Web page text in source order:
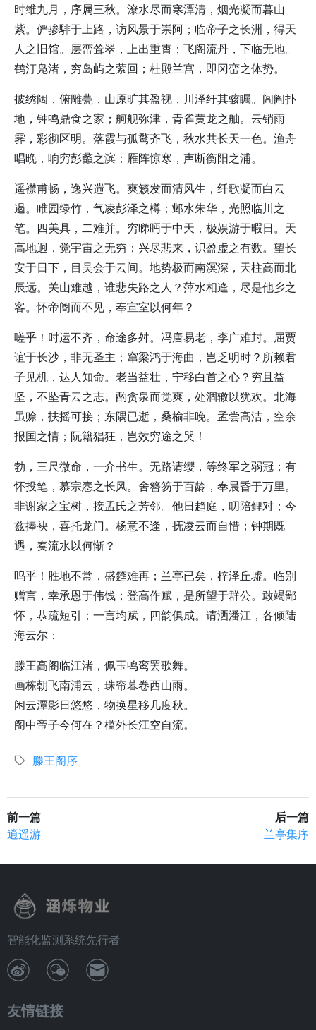
时维九月，序属三秋。潦水尽而寒潭清，烟光凝而暮山
紫。俨骖騑于上路，访风景于崇阿；临帝子之长洲，得天
人之旧馆。层峦耸翠，上出重霄；飞阁流丹，下临无地。
鹤汀凫渚，穷岛屿之萦回；桂殿兰宫，即冈峦之体势。
披绣闼，俯雕甍，山原旷其盈视，川泽纡其骇瞩。闾阎扑
地，钟鸣鼎食之家；舸舰弥津，青雀黄龙之舳。云销雨
霁，彩彻区明。落霞与孤鹜齐飞，秋水共长天一色。渔舟
唱晚，响穷彭蠡之滨；雁阵惊寒，声断衡阳之浦。
遥襟甫畅，逸兴遄飞。爽籁发而清风生，纤歌凝而白云
遏。睢园绿竹，气凌彭泽之樽；邺水朱华，光照临川之
笔。四美具，二难并。穷睇眄于中天，极娱游于暇日。天
高地迥，觉宇宙之无穷；兴尽悲来，识盈虚之有数。望长
安于日下，目吴会于云间。地势极而南溟深，天柱高而北
辰远。关山难越，谁悲失路之人？萍水相逢，尽是他乡之
客。怀帝阍而不见，奉宣室以何年？
嗟乎！时运不齐，命途多舛。冯唐易老，李广难封。屈贾
谊于长沙，非无圣主；窜梁鸿于海曲，岂乏明时？所赖君
子见机，达人知命。老当益壮，宁移白首之心？穷且益
坚，不坠青云之志。酌贪泉而觉爽，处涸辙以犹欢。北海
虽赊，扶摇可接；东隅已逝，桑榆非晚。孟尝高洁，空余
报国之情；阮籍猖狂，岂效穷途之哭！
勃，三尺微命，一介书生。无路请缨，等终军之弱冠；有
怀投笔，慕宗悫之长风。舍簪笏于百龄，奉晨昏于万里。
非谢家之宝树，接孟氏之芳邻。他日趋庭，叨陪鲤对；今
兹捧袂，喜托龙门。杨意不逢，抚凌云而自惜；钟期既
遇，奏流水以何惭？
呜乎！胜地不常，盛筵难再；兰亭已矣，梓泽丘墟。临别
赠言，幸承恩于伟饯；登高作赋，是所望于群公。敢竭鄙
怀，恭疏短引；一言均赋，四韵俱成。请洒潘江，各倾陆
海云尔：
滕王高阁临江渚，佩玉鸣鸾罢歌舞。
画栋朝飞南浦云，珠帘暮卷西山雨。
闲云潭影日悠悠，物换星移几度秋。
阁中帝子今何在？槛外长江空自流。
滕王阁序
前一篇
逍遥游
后一篇
兰亭集序
智能化监测系统先行者
友情链接